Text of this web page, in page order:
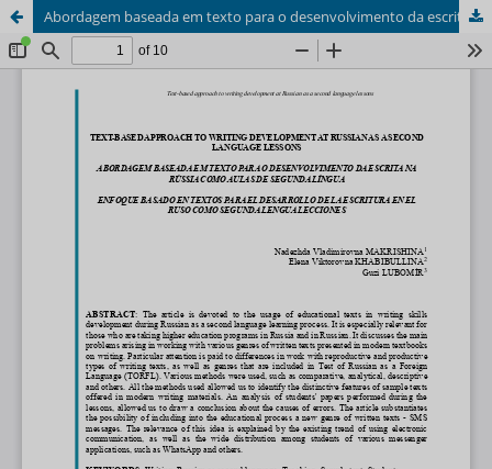
Abordagem baseada em texto para o desenvolvimento da escrita na Rússia como aulas de segunda língua